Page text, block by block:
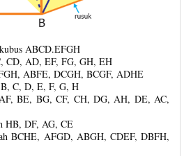
ABCD.EFGH
CD, AD, EF, FG, GH, EH
ABFE, DCGH, BCGF, ADHE
C, D, E, F, G, H
BE, BG, CF, CH, DG, AH, DE, AC,
HB, DF, AG, CE
BCHE, AFGD, ABGH, CDEF, DBFH,